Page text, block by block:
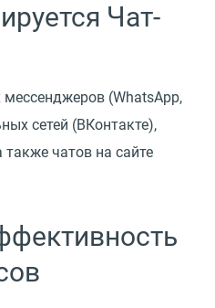
Чат-
(WhatsApp,
сетей (ВКонтакте),
также чатов на сайте